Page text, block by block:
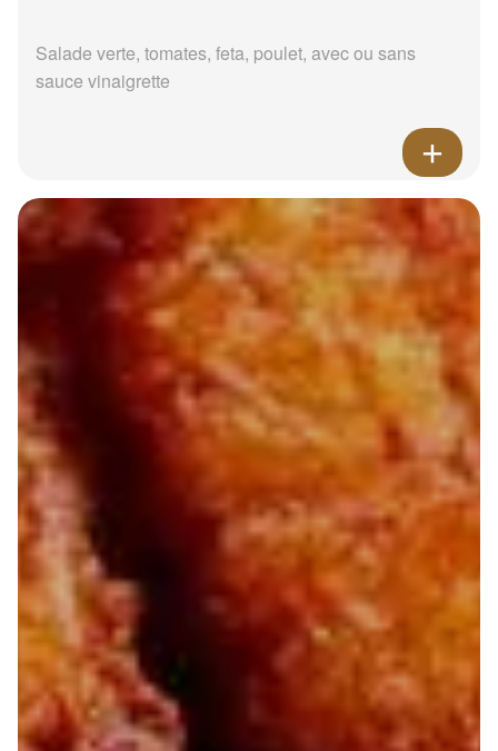
Salade verte, tomates, feta, poulet, avec ou sans
sauce vinaigrette